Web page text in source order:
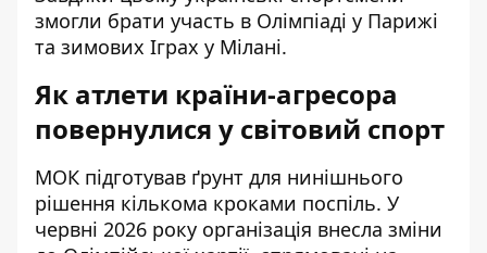
змогли брати участь в Олімпіаді у Парижі
та зимових Іграх у Мілані.
Як атлети країни-агресора
повернулися у світовий спорт
МОК підготував ґрунт для нинішнього
рішення кількома кроками поспіль. У
червні 2026 року організація внесла зміни